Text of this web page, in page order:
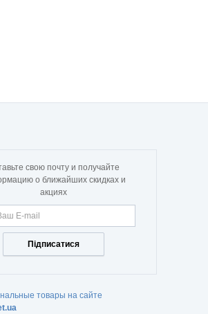
свою почту и получайте
о ближайших скидках и
акциях
Підписатися
товары на сайте